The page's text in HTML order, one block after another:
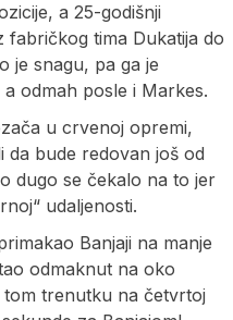
a 25-godišnji
tima Dukatija do
je snagu, pa ga je
a odmah posle i Markes.
u crvenoj opremi,
da bude redovan još od
dugo se čekalo na to jer
udaljenosti.
Banjaji na manje
odmaknut na oko
trenutku na četvrtoj